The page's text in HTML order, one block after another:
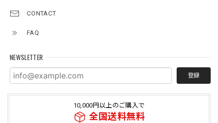
CONTACT
FAQ
NEWSLETTER
登録
10,000円以上のご購入で
全国送料無料